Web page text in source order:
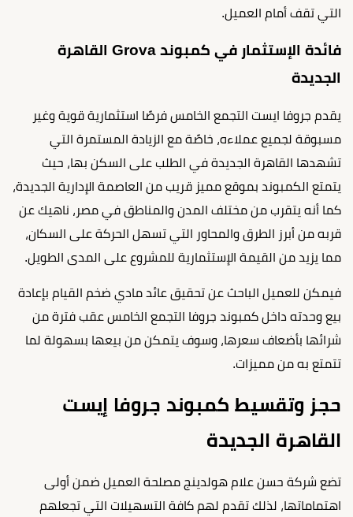
التي تقف أمام العميل.
فائدة الإستثمار في كمبوند Grova القاهرة
الجديدة
يقدم جروفا ايست التجمع الخامس فرصًا استثمارية قوية وغير
مسبوقة لجميع عملاءه، خاصًة مع الزيادة المستمرة التي
تشهدها القاهرة الجديدة في الطلب على السكن بها، حيث
يتمتع الكمبوند بموقع مميز قريب من العاصمة الإدارية الجديدة،
كما أنه يتقرب من مختلف المدن والمناطق في مصر، ناهيك عن
قربه من أبرز الطرق والمحاور التي تسهل الحركة على السكان،
مما يزيد من القيمة الإستثمارية للمشروع على المدى الطويل.
فيمكن للعميل الباحث عن تحقيق عائد مادي ضخم القيام بإعادة
بيع وحدته داخل كمبوند جروفا التجمع الخامس عقب فترة من
شرائها بأضعاف سعرها، وسوف يتمكن من بيعها بسهولة لما
تتمتع به من مميزات.
حجز وتقسيط كمبوند جروفا إيست
القاهرة الجديدة
تضع شركة حسن علام هولدينج مصلحة العميل ضمن أولى
اهتماماتها، لذلك تقدم لهم كافة التسهيلات التي تجعلهم